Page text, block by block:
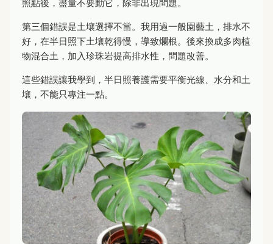
照點後，盡量不要動它，除非出現問題。
第三個錯誤是土壤選擇不當。我用過一般園藝土，排水不
好，在半日照下土壤乾得慢，導致爛根。後來換成多肉植
物混合土，加入珍珠岩提高排水性，問題改善。
這些錯誤讓我學到，半日照養護需要平衡光線、水分和土
壤，不能只專注一點。